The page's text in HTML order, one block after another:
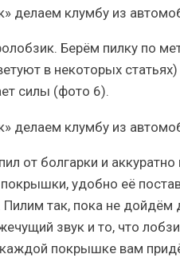
Берём пилку по
в некоторых
силы (фото 6).
от болгарки и
удобно её
Пилим так, пока не
звук и то, что
покрышке вам